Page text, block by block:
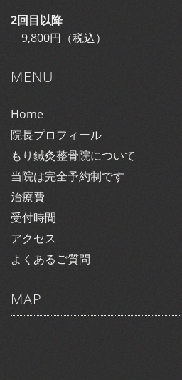
2回目以降
9,800円（税込）
MENU
Home
院長プロフィール
もり鍼灸整骨院について
当院は完全予約制です
治療費
受付時間
アクセス
よくあるご質問
MAP